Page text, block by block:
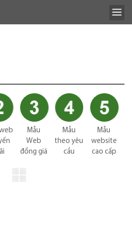
Mẫu
Web
đồng giá
Mẫu
theo yêu
cầu
Mẫu
website
cao cấp